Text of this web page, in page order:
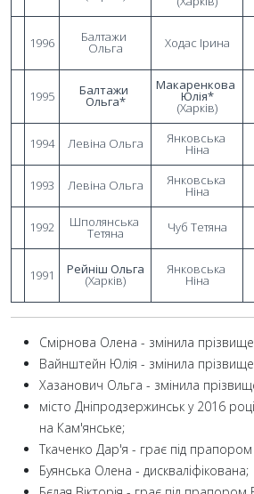
1996 Балтажи
Ольга Ходас Ірина
1995 Балтажи
Ольга*
Макаренкова
Юлія*
(Харків)
1994 Левіна Ольга Янковська
Ніна
1993 Левіна Ольга Янковська
Ніна
1992 Шполянська
Тетяна Чуб Тетяна
1991 Рейніш Ольга
(Харків)
Янковська
Ніна
Смірнова Олена - змінила
Вайнштейн Юлія - змінила
Хазанович Ольга - змінила
місто Дніпродзержинськ у 2016
на Кам'янське;
Ткаченко Дар'я - грає під прапором
Буянська Олена - дискваліфікована;